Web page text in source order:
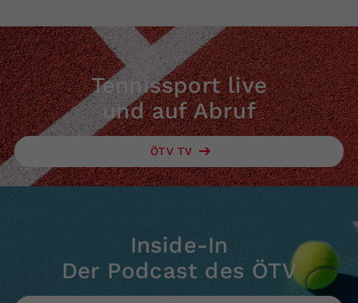
Tennissport live
und auf Abruf
ÖTV TV
Inside-In
Der Podcast des ÖTV